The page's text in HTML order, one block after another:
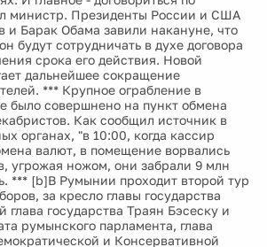
министр. Президенты России и США
и Барак Обама завили накануне, что
будут сотрудничать в духе договора
срока его действия. Новой
дальнейшее сокращение
*** Крупное ограбление в
было совершнено на пункт обмена
Как сообщил источник в
органах, "в 10:00, когда кассир
валют, в помещение ворвались
угрожая ножом, они забрали 9 млн
*** [b]В Румынии проходит второй тур
за кресло главы государства
государства Траян Бэсеску и
румынского парламента, глава
и Консервативной